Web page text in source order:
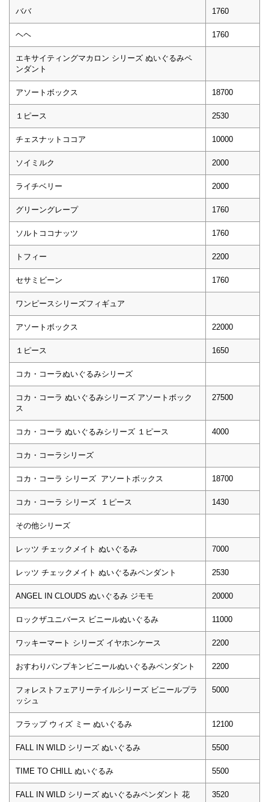
ババ 1760
ヘヘ 1760
エキサイティングマカロン シリーズ ぬいぐるみペ
ンダント
アソートボックス 18700
１ピース 2530
チェスナットココア 10000
ソイミルク 2000
ライチベリー 2000
グリーングレープ 1760
ソルトココナッツ 1760
トフィー 2200
セサミビーン 1760
ワンピースシリーズフィギュア
アソートボックス 22000
１ピース 1650
コカ・コーラぬいぐるみシリーズ
コカ・コーラ ぬいぐるみシリーズ アソートボック
ス
27500
コカ・コーラ ぬいぐるみシリーズ １ピース 4000
コカ・コーラシリーズ
コカ・コーラ シリーズ アソートボックス 18700
コカ・コーラ シリーズ １ピース 1430
その他シリーズ
レッツ チェックメイト ぬいぐるみ 7000
レッツ チェックメイト ぬいぐるみペンダント 2530
ANGEL IN CLOUDS ぬいぐるみ ジモモ 20000
ロックザユニバース ビニールぬいぐるみ 11000
ワッキーマート シリーズ イヤホンケース 2200
おすわりパンプキンビニールぬいぐるみペンダント 2200
フォレストフェアリーテイルシリーズ ビニールプラ
ッシュ
5000
フラップ ウィズ ミー ぬいぐるみ 12100
FALL IN WILD シリーズ ぬいぐるみ 5500
TIME TO CHILL ぬいぐるみ 5500
FALL IN WILD シリーズ ぬいぐるみペンダント 花 3520